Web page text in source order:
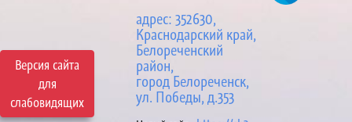
Версия сайта
для
слабовидящих
адрес: 352630,
Краснодарский край,
Белореченский
район,
город Белореченск,
ул. Победы, д.353